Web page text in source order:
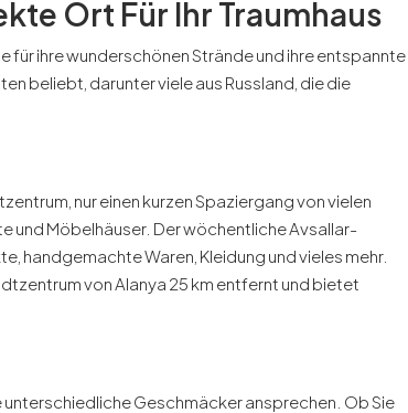
Ort Für Ihr Traumhaus
für ihre wunderschönen Strände und ihre entspannte
beliebt, darunter viele aus Russland, die die
nur einen kurzen Spaziergang von vielen
und Möbelhäuser. Der wöchentliche Avsallar-
handgemachte Waren, Kleidung und vieles mehr.
von Alanya 25 km entfernt und bietet
unterschiedliche Geschmäcker ansprechen. Ob Sie